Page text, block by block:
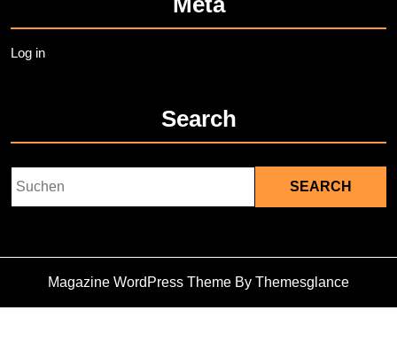
Log in
Search
Magazine WordPress Theme By Themesglance